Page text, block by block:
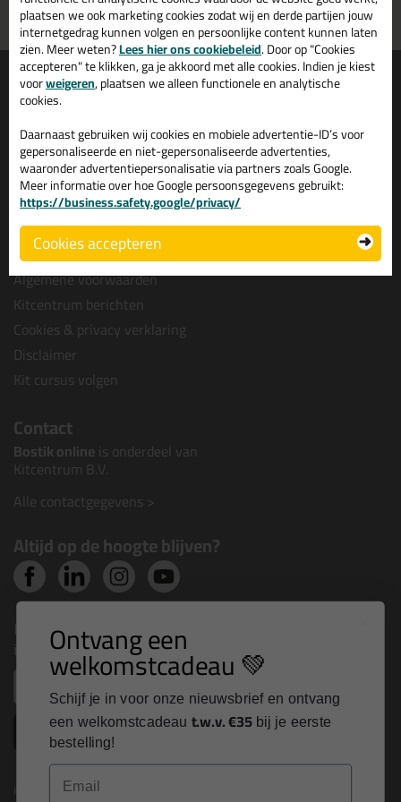
Grootste assortiment
uit voorraad leverbaar
PostNL afhaalpunt: kies zelf
wanneer je afhaalt
Informatie
Tips en tricks
Keuzehulpen
Acties
Levertijd & Bezorging
Retourneren & Annuleren
Veel gestelde vragen (FAQ)
Bestelprocedure
Algemene voorwaarden
Kitcentrum berichten
Cookies & privacy verklaring
Disclaimer
Kit cursus volgen
Over ons
Vacatures bij kitcentrum.nl
Over Kitcentrum.nl
Maatschappelijk
Winkelmand
Contact
Leverancier worden?
Contact
Bostik online is onderdeel van
Kitcentrum B.V.
Alle contactgegevens >
Altijd op de hoogte blijven?
Nieuws, tips en exclusieve deals rechtstreeks in je
inbox
Inschrijven
Kitcentrum is trots op:
plaatsen we ook marketing cookies zodat wij en derde partijen jouw
internetgedrag kunnen volgen en persoonlijke content kunnen laten
zien. Meer weten?Lees hier ons cookiebeleid. Door op "Cookies
accepteren" te klikken, ga je akkoord met alle cookies. Indien je kiest
voorweigeren, plaatsen we alleen functionele en analytische
cookies.
Daarnaast gebruiken wij cookies en mobiele advertentie-ID’s voor
gepersonaliseerde en niet-gepersonaliseerde advertenties,
waaronder advertentiepersonalisatie via partners zoals Google.
Meer informatie over hoe Google persoonsgegevens gebruikt:
https://business.safety.google/privacy/
Cookies accepteren
Ontvang een
welkomstcadeau 💚
Schijf je in voor onze nieuwsbrief en ontvang
een welkomstcadeau t.w.v. €35 bij je eerste
bestelling!
Email